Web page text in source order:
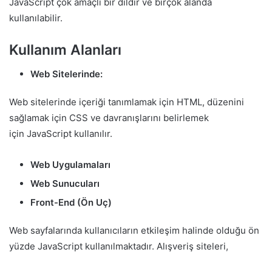
kullanılabilir.
Kullanım Alanları
Web Sitelerinde:
Web sitelerinde içeriği tanımlamak için HTML, düzenini
sağlamak için CSS ve davranışlarını belirlemek
için JavaScript kullanılır.
Web Uygulamaları
Web Sunucuları
Front-End (Ön Uç)
Web sayfalarında kullanıcıların etkileşim halinde olduğu ön
yüzde JavaScript kullanılmaktadır. Alışveriş siteleri,